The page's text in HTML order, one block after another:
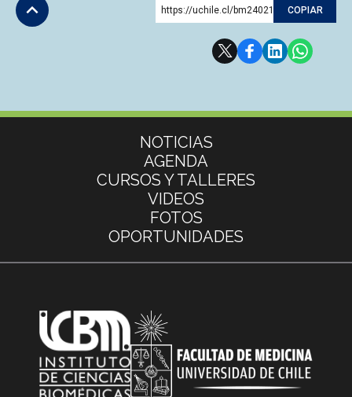
https://uchile.cl/bm240216 COPIAR
NOTICIAS
AGENDA
CURSOS Y TALLERES
VIDEOS
FOTOS
OPORTUNIDADES